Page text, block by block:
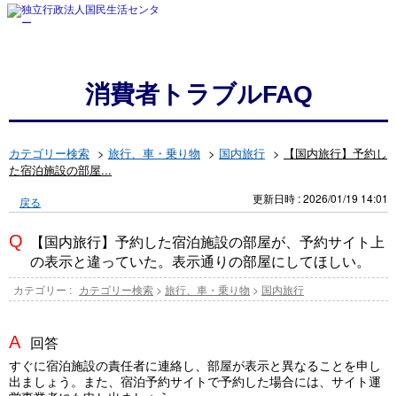
消費者トラブルFAQ
カテゴリー検索 > 旅行、車・乗り物 > 国内旅行 >
【国内旅行】予約し
た宿泊施設の部屋...
戻る 更新日時 : 2026/01/19 14:01
【国内旅行】予約した宿泊施設の部屋が、予約サイト上
の表示と違っていた。表示通りの部屋にしてほしい。
カテゴリー : カテゴリー検索 > 旅行、車・乗り物 > 国内旅行
回答
すぐに宿泊施設の責任者に連絡し、部屋が表示と異なることを申し
出ましょう。また、宿泊予約サイトで予約した場合には、サイト運